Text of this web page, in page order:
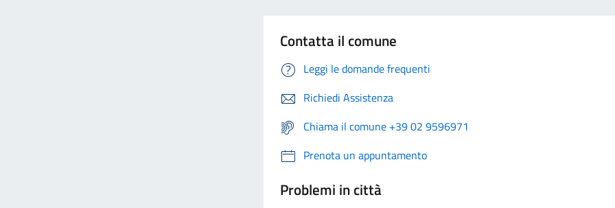
Contatta il comune
Leggi le domande frequenti
Richiedi Assistenza
Chiama il comune +39 02 9596971
Prenota un appuntamento
Problemi in città